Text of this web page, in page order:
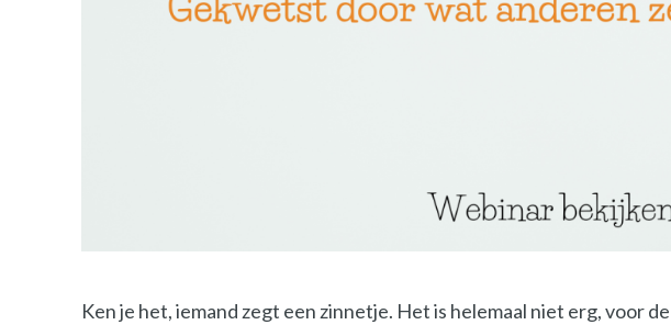
Ken je het, iemand zegt een zinnetje. Het is helemaal niet erg, voor